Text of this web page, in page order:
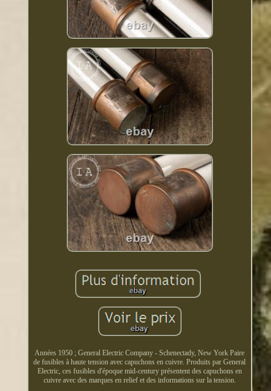
Années 1950 ; General Electric Company - Schenectady, New York Paire
de fusibles à haute tension avec capuchons en cuivre. Produits par General
Electric, ces fusibles d'époque mid-century présentent des capuchons en
cuivre avec des marques en relief et des informations sur la tension.